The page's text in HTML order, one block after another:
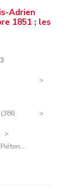
Adrien
1851 ; les